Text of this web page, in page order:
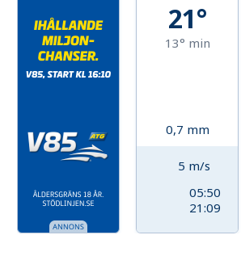
21°
13° min
0,7 mm
5 m/s
05:50
21:09